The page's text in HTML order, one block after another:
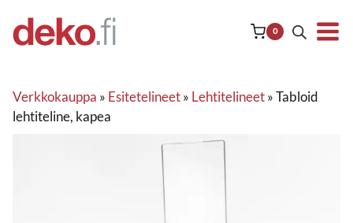
sisältöön
0
Verkkokauppa » Esitetelineet» Lehtitelineet»Tabloid
lehtiteline, kapea